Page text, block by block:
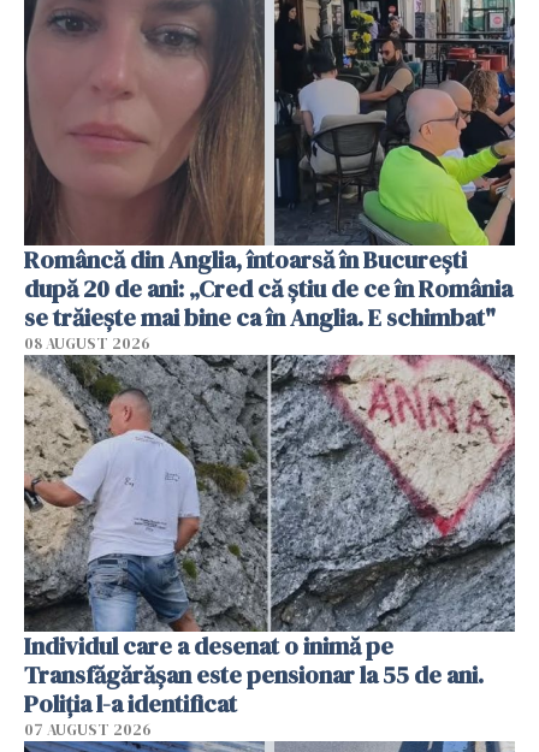
Româncă din Anglia, întoarsă în București
după 20 de ani: „Cred că știu de ce în România
se trăiește mai bine ca în Anglia. E schimbat"
08 AUGUST 2026
Individul care a desenat o inimă pe
Transfăgărășan este pensionar la 55 de ani.
Poliția l-a identificat
07 AUGUST 2026